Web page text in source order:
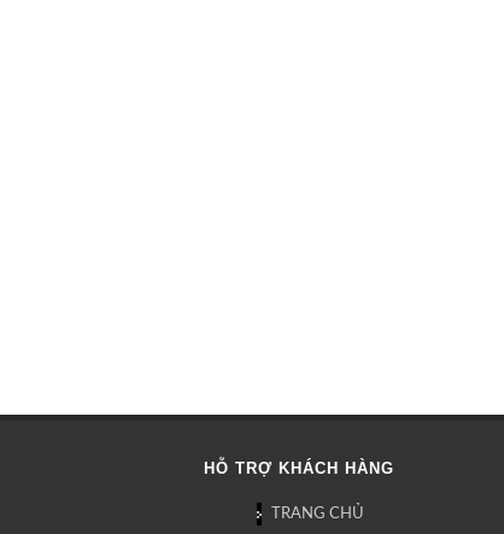
HỖ TRỢ KHÁCH HÀNG
TRANG CHỦ